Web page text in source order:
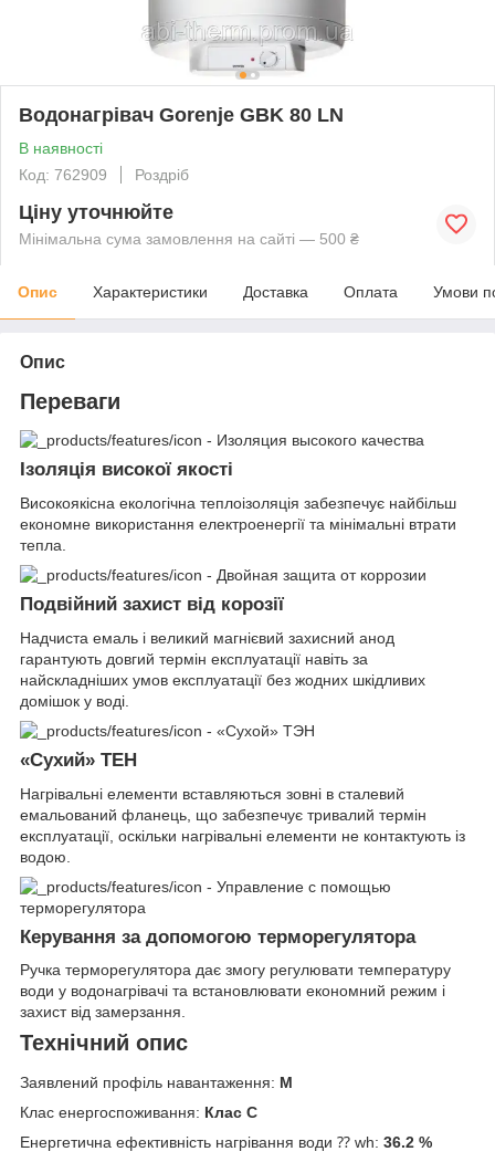
Водонагрівач Gorenje GBK 80 LN
В наявності
Код: 762909
Роздріб
Ціну уточнюйте
Мінімальна сума замовлення на сайті — 500 ₴
Опис Характеристики Доставка Оплата Умови
Опис
Переваги
Ізоляція високої якості
Високоякісна екологічна теплоізоляція забезпечує найбільш
економне використання електроенергії та мінімальні втрати
тепла.
Подвійний захист від корозії
Надчиста емаль і великий магнієвий захисний анод
гарантують довгий термін експлуатації навіть за
найскладніших умов експлуатації без жодних шкідливих
домішок у воді.
«Сухий» ТЕН
Нагрівальні елементи вставляються зовні в сталевий
емальований фланець, що забезпечує тривалий термін
експлуатації, оскільки нагрівальні елементи не контактують із
водою.
Керування за допомогою терморегулятора
Ручка терморегулятора дає змогу регулювати температуру
води у водонагрівачі та встановлювати економний режим і
захист від замерзання.
Технічний опис
Заявлений профіль навантаження: M
Клас енергоспоживання: Клас С
Енергетична ефективність нагрівання води ⁇ wh: 36.2 %